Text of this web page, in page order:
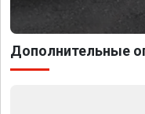
Дополнительные